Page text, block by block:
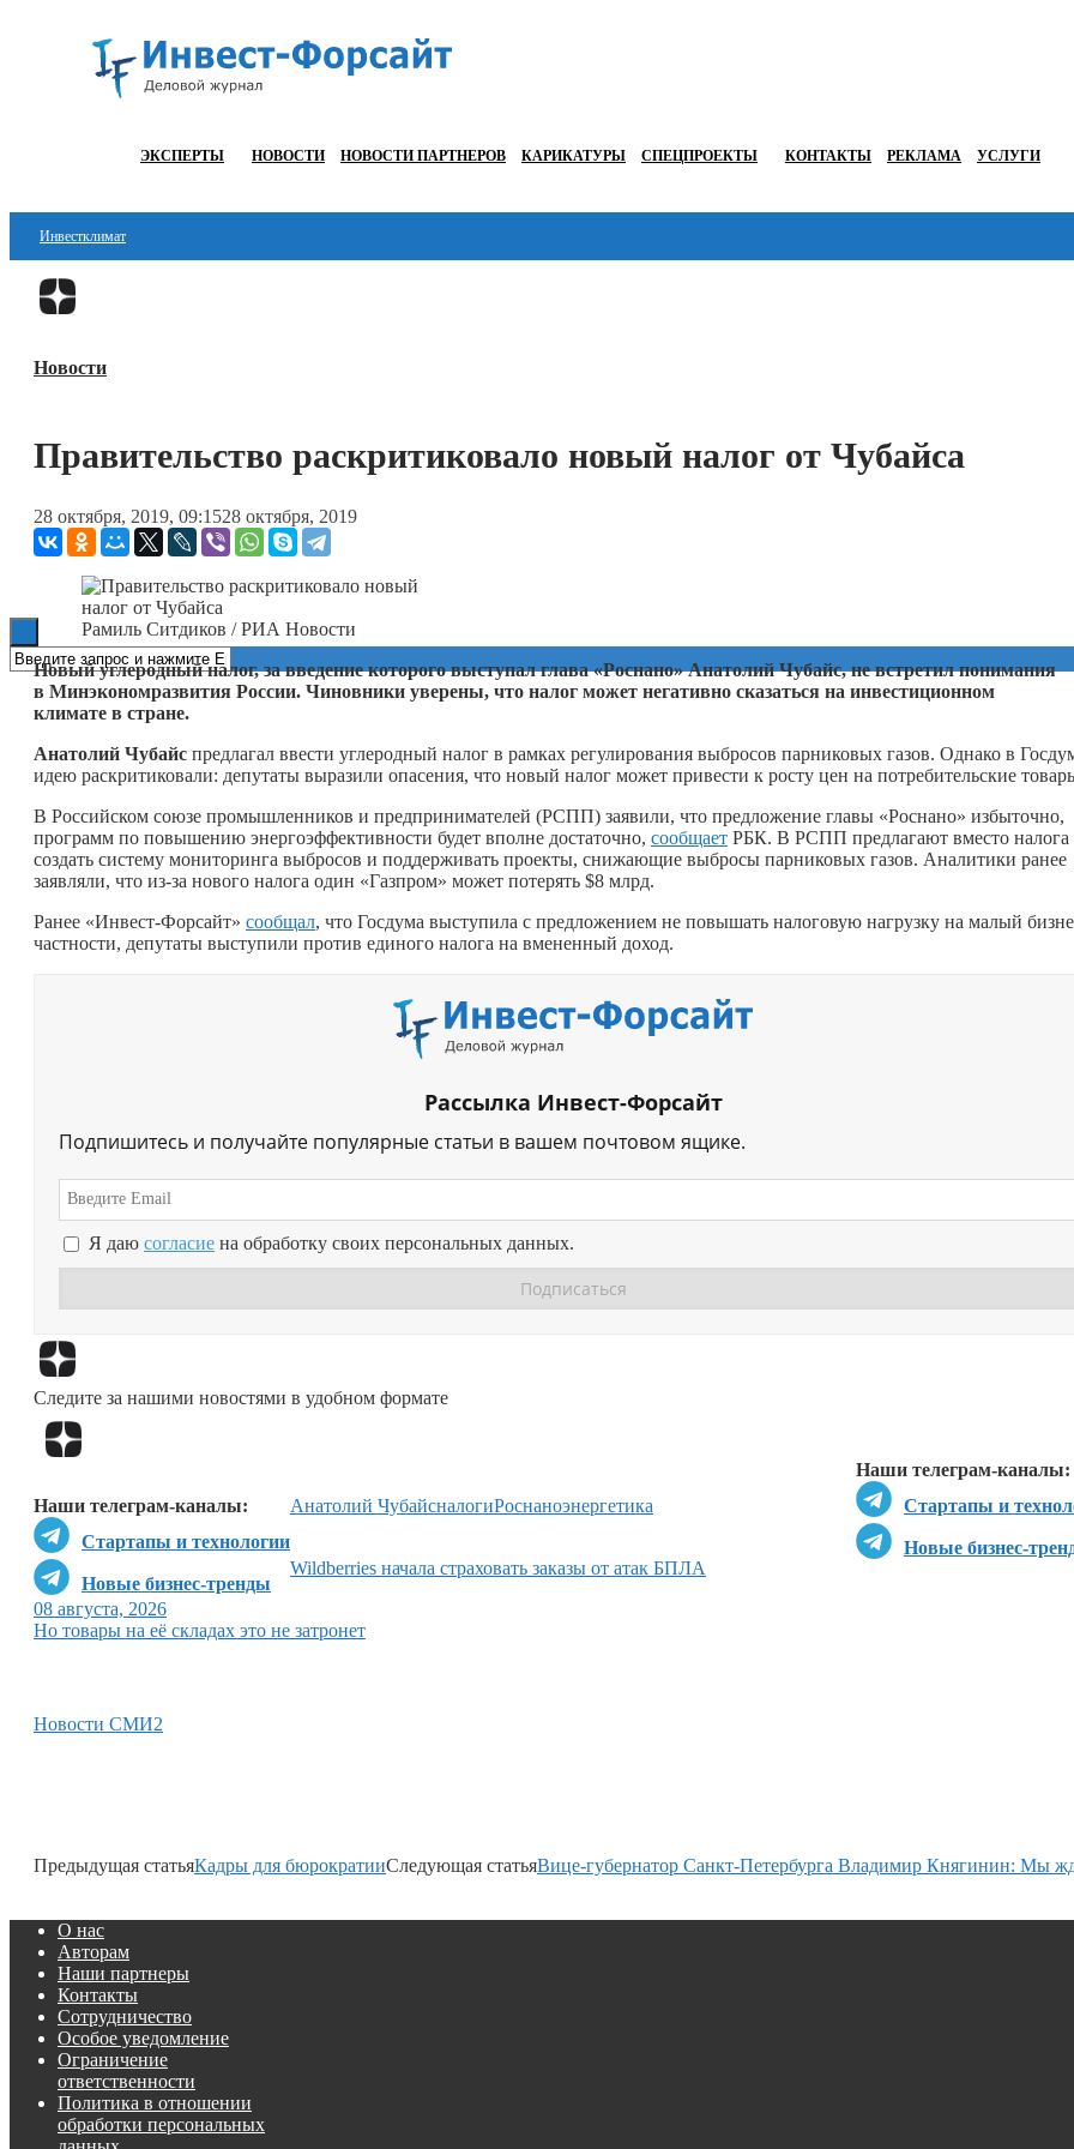
ЭКСПЕРТЫ НОВОСТИ НОВОСТИ ПАРТНЕРОВ КАРИКАТУРЫ СПЕЦПРОЕКТЫ КОНТАКТЫ РЕКЛАМА УСЛУГИ
Инвестклимат
Финансы
Блокчейн
Технологии
ESG
Новости
Правительство раскритиковало новый налог от Чубайса
28 октября, 2019, 09:1528 октября, 2019
Рамиль Ситдиков / РИА Новости
Новый углеродный налог, за введение которого выступал глава «Роснано» Анатолий Чубайс, не встретил понимания
в Минэкономразвития России. Чиновники уверены, что налог может негативно сказаться на инвестиционном
климате в стране.
Анатолий Чубайс предлагал ввести углеродный налог в рамках регулирования выбросов парниковых газов. Однако в
идею раскритиковали: депутаты выразили опасения, что новый налог может привести к росту цен на потребительские
В Российском союзе промышленников и предпринимателей (РСПП) заявили, что предложение главы «Роснано» избыточно,
программ по повышению энергоэффективности будет вполне достаточно, сообщает РБК. В РСПП предлагают вместо налога
создать систему мониторинга выбросов и поддерживать проекты, снижающие выбросы парниковых газов. Аналитики ранее
заявляли, что из-за нового налога один «Газпром» может потерять $8 млрд.
Ранее «Инвест-Форсайт» сообщал, что Госдума выступила с предложением не повышать налоговую нагрузку на малый
частности, депутаты выступили против единого налога на вмененный доход.
Рассылка Инвест-Форсайт
Подпишитесь и получайте популярные статьи в вашем почтовом ящике.
Я даю согласие на обработку своих персональных данных.
Следите за нашими новостями в удобном формате
Наши телеграм-каналы:
Стартапы и
Новые бизнес-
Наши телеграм-каналы:
Стартапы и технологии
Новые бизнес-тренды
Анатолий ЧубайсналогиРоснаноэнергетика
Wildberries начала страховать заказы от атак БПЛА
08 августа, 2026
Но товары на её складах это не затронет
Новости СМИ2
Предыдущая статьяКадры для бюрократииСледующая статьяВице-губернатор Санкт-Петербурга Владимир Княгинин: Мы
О нас
Авторам
Наши партнеры
Контакты
Сотрудничество
Особое уведомление
Ограничение
ответственности
Политика в отношении
обработки персональных